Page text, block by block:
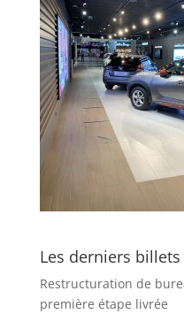
Les derniers billets
Restructuration de
première étape livrée